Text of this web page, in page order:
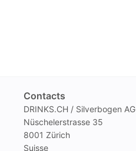
Contacts
DRINKS.CH / Silverbogen AG
Nüschelerstrasse 35
8001 Zürich
Suisse